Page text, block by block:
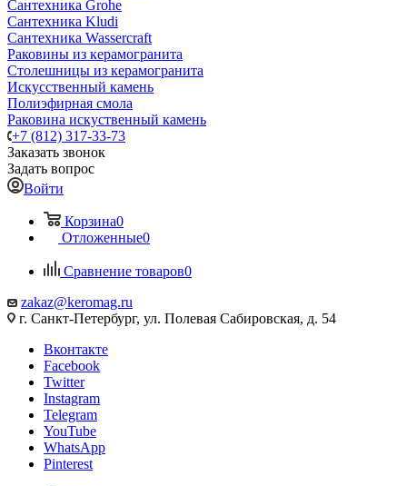
Сантехника Grohe
Сантехника Kludi
Сантехника Wassercraft
Раковины из керамогранита
Столешницы из керамогранита
Искусственный камень
Полиэфирная смола
Раковина искуственный камень
+7 (812) 317-33-73
Заказать звонок
Задать вопрос
Войти
Корзина0
Отложенные0
Сравнение товаров0
zakaz@keromag.ru
г. Санкт-Петербург, ул. Полевая Сабировская, д. 54
Вконтакте
Facebook
Twitter
Instagram
Telegram
YouTube
WhatsApp
Pinterest